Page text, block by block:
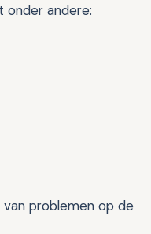
onder andere:
problemen op de